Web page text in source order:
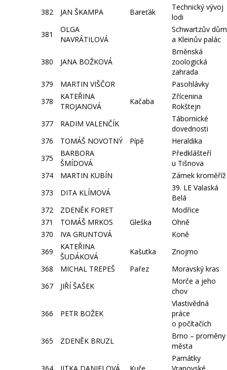
382
JAN ŠKAMPA Bareťák
Technický vývoj
lodi
381
OLGA
NAVRÁTILOVÁ
Schwartzův dům
a Kleinův palác
380 JANA BOŽKOVÁ
Brněnská
zoologická
zahrada
379
MARTIN VIŠČOR
Pasohlávky
378
KATEŘINA
TROJANOVÁ
Kačaba
Zřícenina
Rokštejn
377
RADIM VALENČÍK
Tábornické
dovednosti
376
TOMÁŠ NOVOTNÝ Pípě
Heraldika
375
BARBORA
ŠMÍDOVÁ
Předklášteří
u Tišnova
374
MARTIN KUBÍN
Zámek kroměříž
373
DITA KLÍMOVÁ
39. LE Valaská
Belá
372
ZDENĚK FORET
Modřice
371
TOMÁŠ MRKOS Gleška
Ohně
370
IVA GRUNTOVÁ
Koně
369
KATEŘINA
ŠUDÁKOVÁ
Kašutka
Znojmo
368
MICHAL TREPEŠ Pařez
Moravský kras
367
JIŘÍ ŠAŠEK
Morče a jeho
chov
366 PETR BOŽEK
Vlastivědná
práce
o počítačích
365
ZDENĚK BRUZL
Brno – proměny
města
Památky